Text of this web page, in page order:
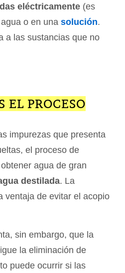
eléctricamente (es
o en una solución.
a las sustancias que no
EL PROCESO
impurezas que presenta
el proceso de
agua de gran
destilada. La
ventaja de evitar el acopio
sin embargo, que la
la eliminación de
puede ocurrir si las